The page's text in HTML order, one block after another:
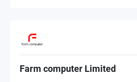
Farm computer Limited